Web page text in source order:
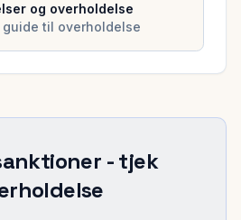
og overholdelse
til overholdelse
- tjek